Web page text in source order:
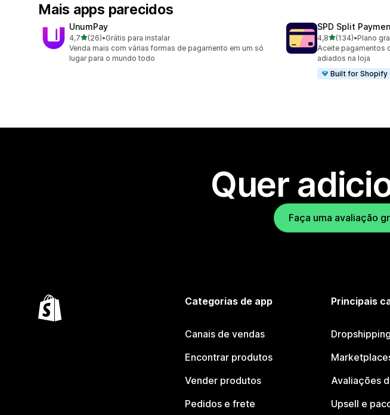
Mais apps parecidos
UnumPay
4,7de 5 estrelas
(26)
26 avaliações ao todo
•Grátis para instalar
Venda mais com várias formas de pagamento em um só
lugar para o mundo todo
SPD Split
4,8de 5 estrelas
(134)
134 avaliações ao
•Plano
Aceite pagamentos
adiados na loja
Built for Shopify
Quer
Faça uma avaliação
Categorias de app
Canais de vendas
Encontrar produtos
Vender produtos
Pedidos e frete
Principais
Dropshipping
Avaliações
Upsell e